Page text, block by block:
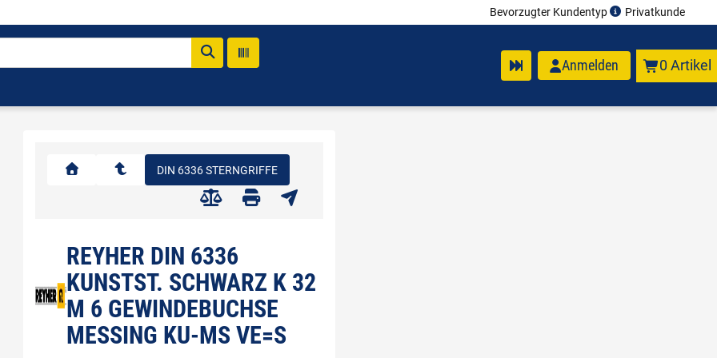
Bevorzugter Kundentyp Privatkunde
Anmelden 0 Artikel
DIN 6336 STERNGRIFFE
REYHER DIN 6336
KUNSTST. SCHWARZ K 32
M 6 GEWINDEBUCHSE
MESSING KU-MS VE=S